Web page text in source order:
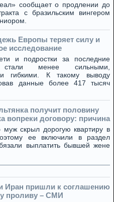
сообщает о продлении до
с бразильским вингером
Европы теряет силу и
исследование
и подростки за последние
стали менее сильными,
гибкими. К такому выводу
данные более 417 тысяч
получит половину
вопреки договору: причина
скрыл дорогую квартиру в
ее включили в раздел
выплатить бывшей жене
Иран пришли к соглашению
проливу – СМИ